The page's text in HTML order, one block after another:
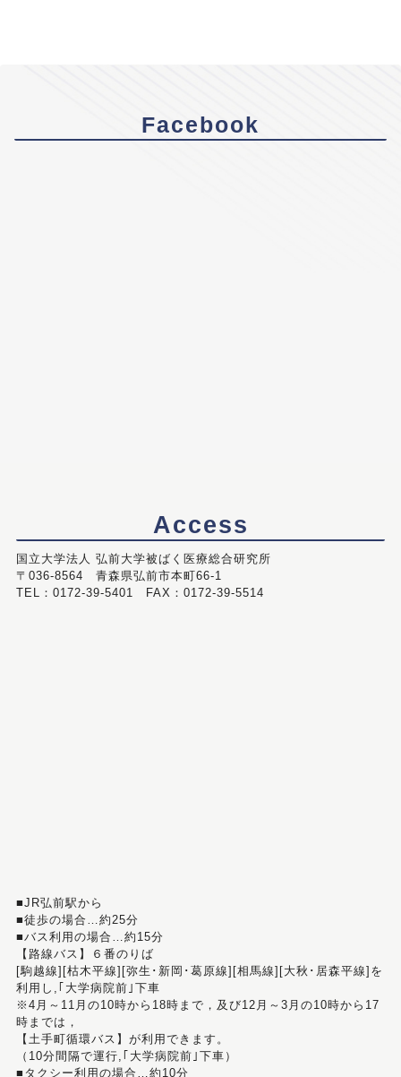
Facebook
Access
国立大学法人 弘前大学被ばく医療総合研究所
〒036-8564 青森県弘前市本町66-1
TEL：0172-39-5401 FAX：0172-39-5514
■JR弘前駅から
■徒歩の場合…約25分
■バス利用の場合…約15分
【路線バス】６番のりば
[駒越線][枯木平線][弥生･新岡･葛原線][相馬線][大秋･居森平線]を
利用し,｢大学病院前｣下車
※4月～11月の10時から18時まで，及び12月～3月の10時から17
時までは，
【土手町循環バス】が利用できます。
（10分間隔で運行,｢大学病院前｣下車）
■タクシー利用の場合…約10分